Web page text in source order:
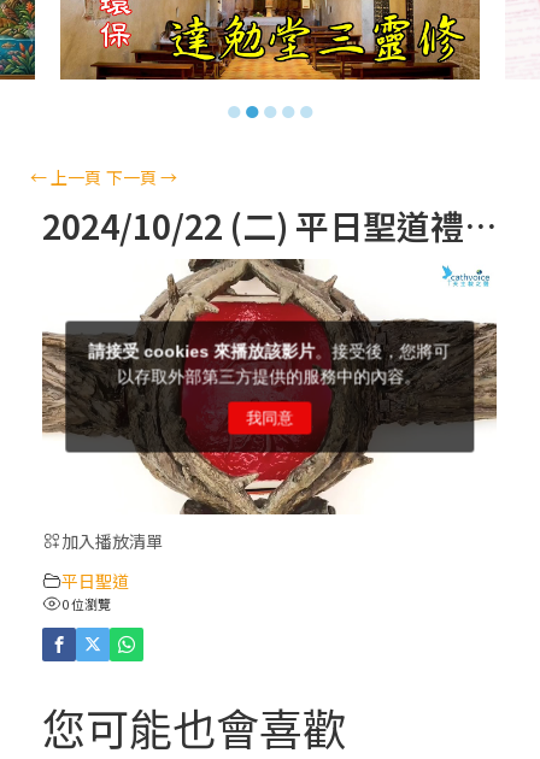
—金毓瑋 神父
【信仰之旅】第十三集：「天主十誡(上)」
—金毓瑋 神父
【信仰之旅】第十二集：「聖母、聖人」—
【信仰之旅】第十一集：「教 會」(推廣片)
【信仰之旅】第十一集：「教 會」—林必能
神父
【信仰之旅】第十集：「逾越奧蹟」— 錢玲
珠老師
(5)黃敏正主教帶你做「四旬期避靜」—【逾
人相遇
●●●●●
← 上一頁 下一頁→
2024/10/22 (二) 平日聖道禮儀
加入播放清單
平日聖道
0 位瀏覽
您可能也會喜歡